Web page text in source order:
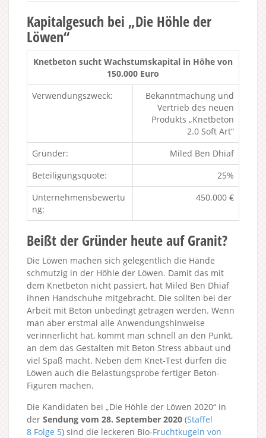
Kapitalgesuch bei „Die Höhle der
Löwen“
Knetbeton sucht Wachstumskapital in Höhe von
150.000 Euro
Verwendungszweck:
Bekanntmachung und
Vertrieb des neuen
Produkts „Knetbeton
2.0 Soft Art“
Gründer:
Miled Ben Dhiaf
Beteiligungsquote:
25%
Unternehmensbewertu
ng:
450.000 €
Beißt der Gründer heute auf Granit?
Die Löwen machen sich gelegentlich die Hände
schmutzig in der Höhle der Löwen. Damit das mit
dem Knetbeton nicht passiert, hat Miled Ben Dhiaf
ihnen Handschuhe mitgebracht. Die sollten bei der
Arbeit mit Beton unbedingt getragen werden. Wenn
man aber erstmal alle Anwendungshinweise
verinnerlicht hat, kommt man schnell an den Punkt,
an dem das Gestalten mit Beton Stress abbaut und
viel Spaß macht. Neben dem Knet-Test dürfen die
Löwen auch die Belastungsprobe fertiger Beton-
Figuren machen.
Die Kandidaten bei „Die Höhle der Löwen 2020“ in
der Sendung vom 28. September 2020 (Staffel
8 Folge 5) sind die leckeren Bio-Fruchtkugeln von